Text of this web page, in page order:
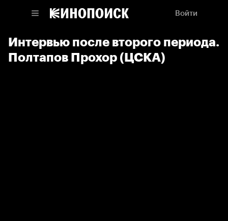
Войти
Интервью после второго периода.
Полтапов Прохор (ЦСКА)